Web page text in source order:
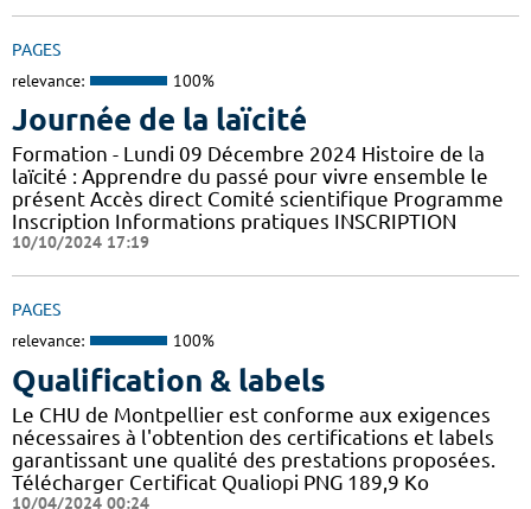
PAGES
relevance: 100%
Journée de la laïcité
Formation - Lundi 09 Décembre 2024 Histoire de la
laïcité : Apprendre du passé pour vivre ensemble le
présent Accès direct Comité scientifique Programme
Inscription Informations pratiques ​INSCRIPTION
10/10/2024 17:19
PAGES
relevance: 100%
Qualification & labels
Le CHU de Montpellier est conforme aux exigences
nécessaires à l'obtention des certifications et labels
garantissant une qualité des prestations proposées.
Télécharger Certificat Qualiopi PNG 189,9 Ko
10/04/2024 00:24